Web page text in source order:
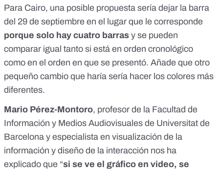
Para Cairo, una posible propuesta sería dejar la barra
del 29 de septiembre en el lugar que le corresponde
porque solo hay cuatro barras y se pueden
comparar igual tanto si está en orden cronológico
como en el orden en que se presentó. Añade que otro
pequeño cambio que haría sería hacer los colores más
diferentes.
Mario Pérez-Montoro, profesor de la Facultad de
Información y Medios Audiovisuales de Universitat de
Barcelona y especialista en visualización de la
información y diseño de la interacción nos ha
explicado que “si se ve el gráfico en video, se